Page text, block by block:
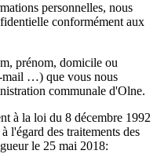
personnelles, nous
conformément aux
prénom, domicile ou
mail …) que vous nous
communale d'Olne.
à la loi du 8 décembre 1992
l'égard des traitements des
le 25 mai 2018: